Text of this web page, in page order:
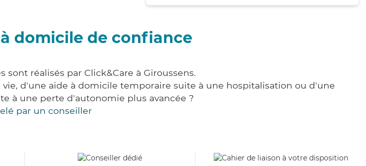
domicile de confiance
sont réalisés par Click&Care à Giroussens.
d'une aide à domicile temporaire suite à une hospitalisation ou d'une
à une perte d'autonomie plus avancée ?
par un conseiller